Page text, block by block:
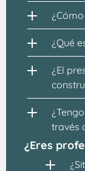
¿Qué
¿El
través
¿Eres